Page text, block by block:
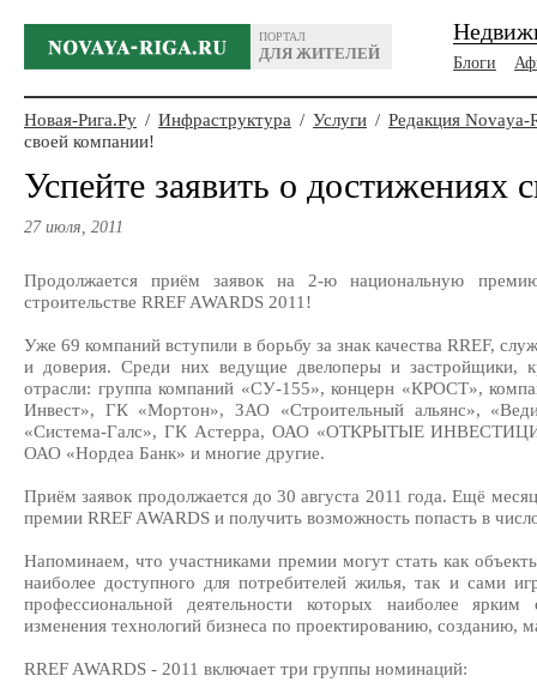
ПОРТАЛ
ДЛЯ ЖИТЕЛЕЙ
Блоги
Новая-Рига.Ру / Инфраструктура / Услуги / Редакция Novaya-
своей компании!
Успейте заявить о достижениях
27 июля, 2011
Продолжается приём заявок на 2-ю национальную
строительстве RREF AWARDS 2011!
Уже 69 компаний вступили в борьбу за знак качества RREF,
и доверия. Среди них ведущие двелоперы и застройщики,
отрасли: группа компаний «СУ-155», концерн «КРОСТ»,
Инвест», ГК «Мортон», ЗАО «Строительный альянс»,
«Система-Галс», ГК Астерра, ОАО «ОТКРЫТЫЕ
ОАО «Нордеа Банк» и многие другие.
Приём заявок продолжается до 30 августа 2011 года. Ещё
премии RREF AWARDS и получить возможность попасть в
Напоминаем, что участниками премии могут стать как
наиболее доступного для потребителей жилья, так и сами
профессиональной деятельности которых наиболее
изменения технологий бизнеса по проектированию, созданию,
RREF AWARDS - 2011 включает три группы номинаций: